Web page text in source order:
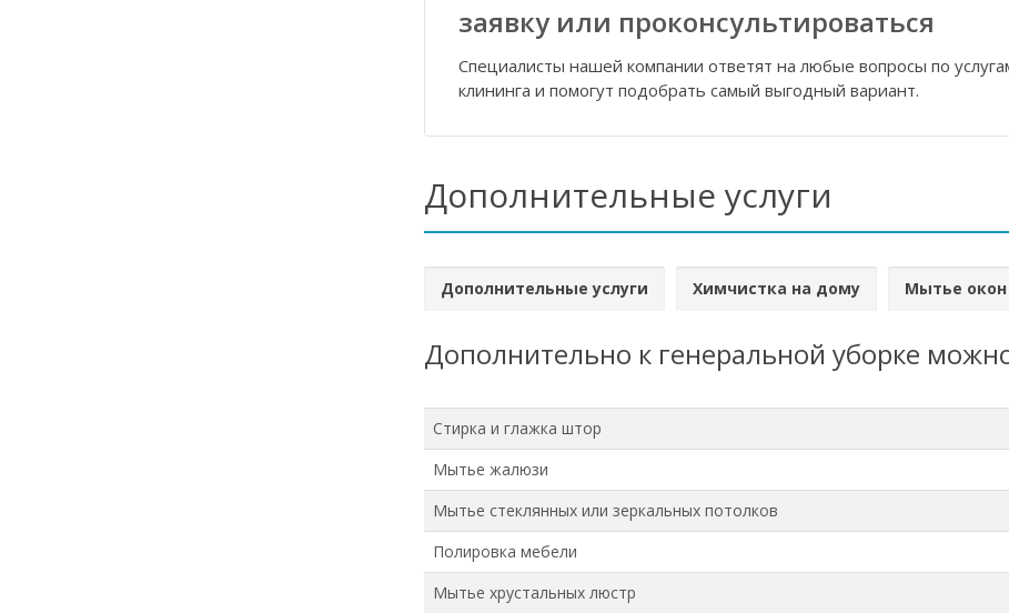
заявку или проконсультироваться
Специалисты нашей компании ответят на любые вопросы по
клининга и помогут подобрать самый выгодный вариант.
Дополнительные услуги
Дополнительные услуги Химчистка на дому Мытье окон
Дополнительно к генеральной уборке
Стирка и глажка штор
Мытье жалюзи
Мытье стеклянных или зеркальных потолков
Полировка мебели
Мытье хрустальных люстр